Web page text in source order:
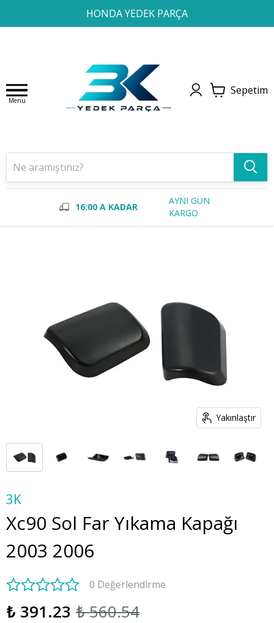
HONDA YEDEK PARÇA
1 2 3 4
Menu
Sepetim
16:00 A KADAR
AYNI GÜN
KARGO
Yakınlaştır
3K
Xc90 Sol Far Yıkama Kapağı
2003 2006
0 Değerlendirme
₺ 391.23 ₺ 560.54